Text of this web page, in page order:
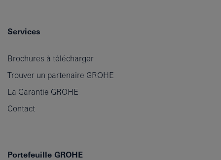
Services
Brochures à télécharger
Trouver un partenaire GROHE
La Garantie GROHE
Contact
Portefeuille GROHE